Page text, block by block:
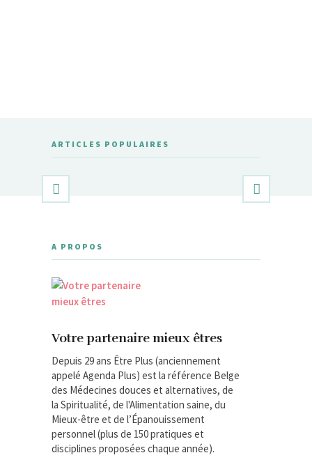
ARTICLES POPULAIRES
A PROPOS
Votre partenaire mieux êtres
Depuis 29 ans Être Plus (anciennement
appelé Agenda Plus) est la référence Belge
des Médecines douces et alternatives, de
la Spiritualité, de l'Alimentation saine, du
Mieux-être et de l’Épanouissement
personnel (plus de 150 pratiques et
disciplines proposées chaque année).